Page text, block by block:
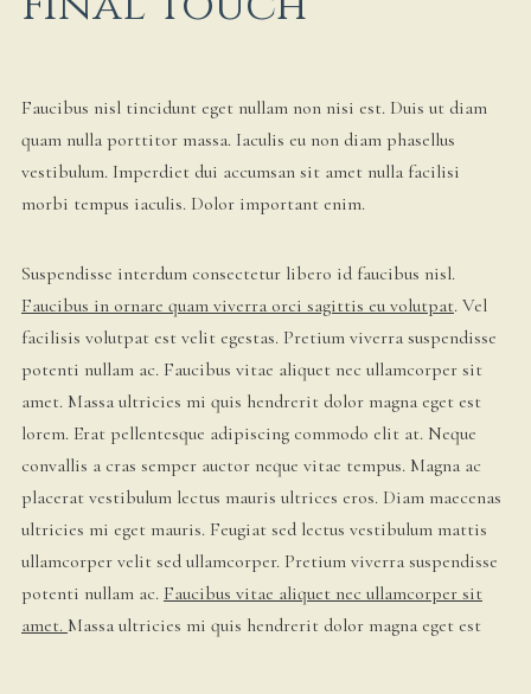
Faucibus nisl tincidunt eget nullam non nisi est. Duis ut diam
quam nulla porttitor massa. Iaculis eu non diam phasellus
vestibulum. Imperdiet dui accumsan sit amet nulla facilisi
morbi tempus iaculis. Dolor important enim.
Suspendisse interdum consectetur libero id faucibus nisl.
Faucibus in ornare quam viverra orci sagittis eu volutpat. Vel
facilisis volutpat est velit egestas. Pretium viverra suspendisse
potenti nullam ac. Faucibus vitae aliquet nec ullamcorper sit
amet. Massa ultricies mi quis hendrerit dolor magna eget est
lorem. Erat pellentesque adipiscing commodo elit at. Neque
convallis a cras semper auctor neque vitae tempus. Magna ac
placerat vestibulum lectus mauris ultrices eros. Diam maecenas
ultricies mi eget mauris. Feugiat sed lectus vestibulum mattis
ullamcorper velit sed ullamcorper. Pretium viverra suspendisse
potenti nullam ac. Faucibus vitae aliquet nec ullamcorper sit
amet. Massa ultricies mi quis hendrerit dolor magna eget est